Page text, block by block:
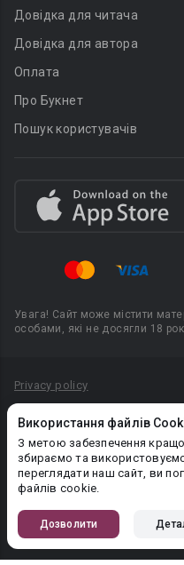
Використання файлів
З метою забезпечення
збираємо та
переглядати наш сайт, ви
файлів cookie.
Дозволити
Довідка для читача
Довідка для автора
Оплата
Про Букнет
Пошук користувачів
Увага! Сайт може містити
особами, які не досягли 18
Privacy policy
Політика конфіденційності
Правила публікації
PR-вiддiл: pr@booknet.com
© 2026 Booknet. Всі права